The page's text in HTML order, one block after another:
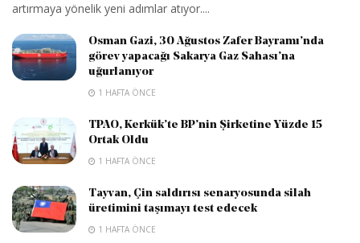
artırmaya yönelik yeni adımlar atıyor....
Osman Gazi, 30 Ağustos Zafer Bayramı’nda
görev yapacağı Sakarya Gaz Sahası’na
uğurlanıyor
1 HAFTA ÖNCE
TPAO, Kerkük’te BP’nin Şirketine Yüzde 15
Ortak Oldu
1 HAFTA ÖNCE
Tayvan, Çin saldırısı senaryosunda silah
üretimini taşımayı test edecek
1 HAFTA ÖNCE